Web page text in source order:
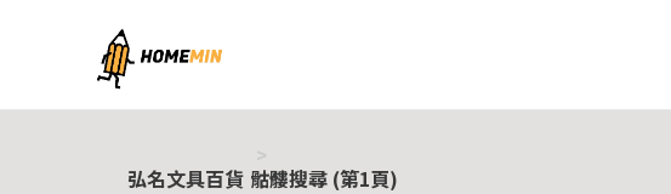
弘名文具百貨
弘名文具百貨 骷髏搜尋 (第1頁)